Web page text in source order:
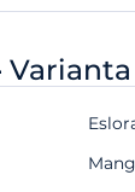
Varianta